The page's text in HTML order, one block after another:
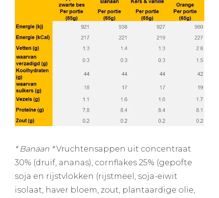
* Banaan *Vruchtensappen uit concentraat
30% (druif, ananas), cornflakes 25% (gepofte
soja en rijstvlokken (rijstmeel, soja-eiwit
isolaat, haver bloem, zout, plantaardige olie,